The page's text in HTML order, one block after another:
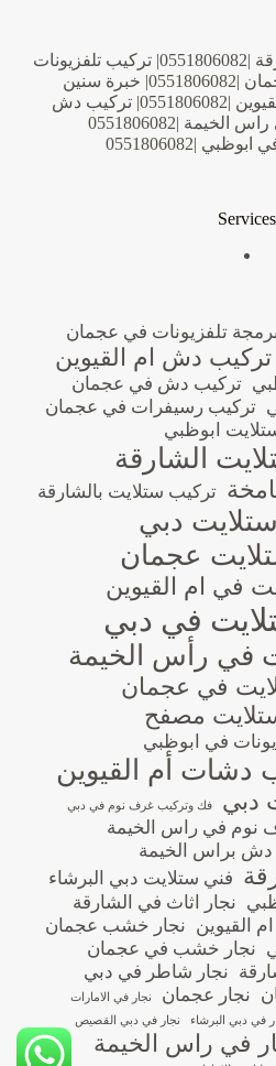
سنين
تركيب دش
|0551806082
|0551806082
Services
تلفزيونات في عجمان
تركيب دش ام القيوين
تركيب دش في عجمان
تركيب رسيفرات في عجمان
ابوظبي
الشارقة
تركيب ستلايت بالشارقة
دبي
عجمان
في ام القيوين
في دبي
في رأس الخيمة
في عجمان
مصفح
في ابوظبي
دشات أم القيوين
دبي فك وتركيب غرف نوم في دبي
نوم في راس الخيمة
دش براس الخيمة
فني ستلايت دبي البرشاء
نجار اثاث في الشارقة
القيوين نجار خشب عجمان
نجار خشب في عجمان
نجار شاطر في دبي
نجار عجمان نجار في الامارات
في دبي البرشاء نجار في دبي القصيص
في راس الخيمة